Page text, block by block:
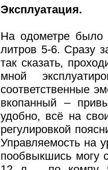
Эксплуатация.
На одометре
литров 5-6. Сразу
так сказать,
мной
соответственные
вкопанный –
удобно, всё на
регулировкой
Управляемость на
пообвыкшись могу